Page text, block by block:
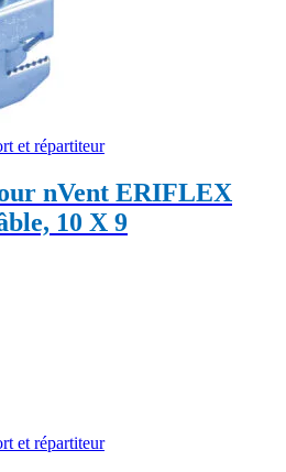
et répartiteur
nVent ERIFLEX
10 X 9
et répartiteur